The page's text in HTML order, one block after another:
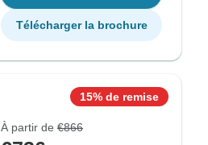
Télécharger la brochure
15% de remise
À partir de €866